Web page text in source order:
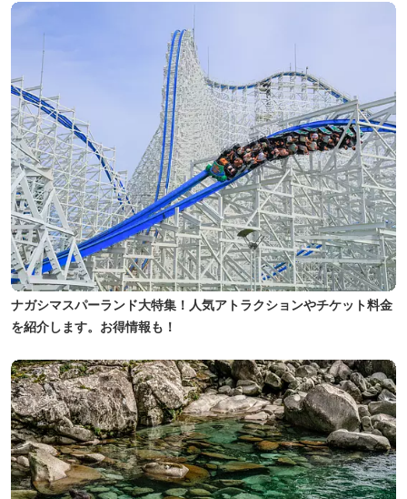
ナガシマスパーランド大特集！人気アトラクションやチケット料金
を紹介します。お得情報も！